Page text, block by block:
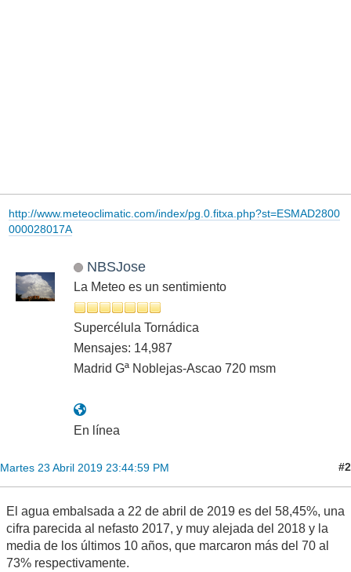
http://www.meteoclimatic.com/index/pg.0.fitxa.php?st=ESMAD2800
000028017A
NBSJose
La Meteo es un sentimiento
Supercélula Tornádica
Mensajes: 14,987
Madrid Gª Noblejas-Ascao 720 msm
En línea
Martes 23 Abril 2019 23:44:59 PM #2
El agua embalsada a 22 de abril de 2019 es del 58,45%, una
cifra parecida al nefasto 2017, y muy alejada del 2018 y la
media de los últimos 10 años, que marcaron más del 70 al
73% respectivamente.